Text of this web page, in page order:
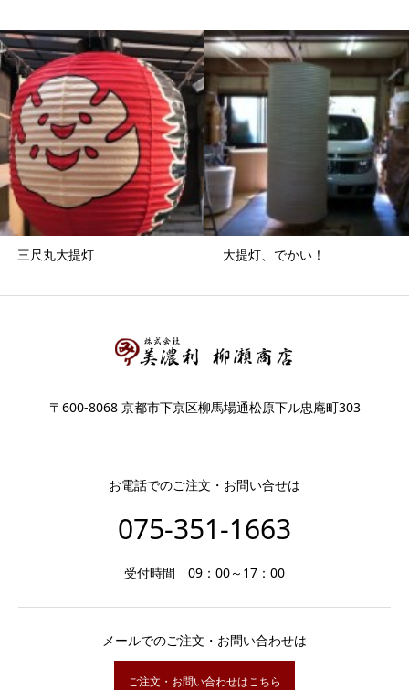
三尺丸大提灯 大提灯、でかい！
〒600-8068 京都市下京区柳馬場通松原下ル忠庵町303
お電話でのご注文・お問い合せは
075-351-1663
受付時間 09：00～17：00
メールでのご注文・お問い合わせは
ご注文・お問い合わせはこちら